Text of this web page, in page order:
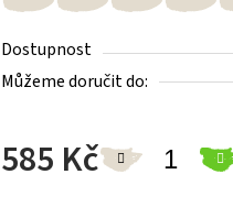
Dostupnost
Můžeme doručit do:
585 Kč